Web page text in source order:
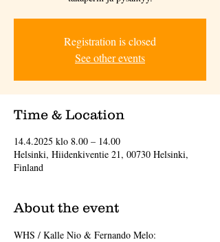
Registration is closed
See other events
Time & Location
14.4.2025 klo 8.00 – 14.00
Helsinki, Hiidenkiventie 21, 00730 Helsinki,
Finland
About the event
WHS / Kalle Nio & Fernando Melo: